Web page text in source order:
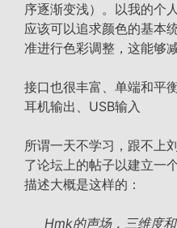
序逐渐变浅）。以我的个
应该可以追求颜色的基本
准进行色彩调整，这能够
接口也很丰富、单端和平
耳机输出、USB输入
所谓一天不学习，跟不上
了论坛上的帖子以建立一
描述大概是这样的：
Hmk的声场，三维度